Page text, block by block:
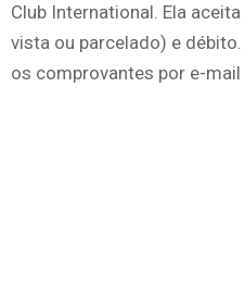
Club International. Ela
vista ou parcelado) e
os comprovantes por e-mail